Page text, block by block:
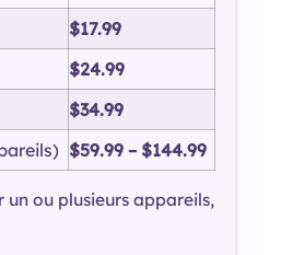
$17.99
$24.99
$34.99
$59.99 – $144.99
un ou plusieurs appareils,